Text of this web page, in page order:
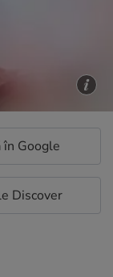
în Google
Discover